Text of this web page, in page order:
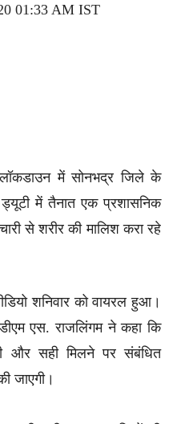
01:33 AM IST
में सोनभद्र जिले के
में तैनात एक प्रशासनिक
से शरीर की मालिश करा रहे
शनिवार को वायरल हुआ।
एस. राजलिंगम ने कहा कि
और सही मिलने पर संबंधित
जाएगी।